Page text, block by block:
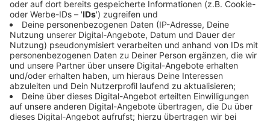
Anzeige
Mehr Schulen sollen teilnehmen
Anzeige